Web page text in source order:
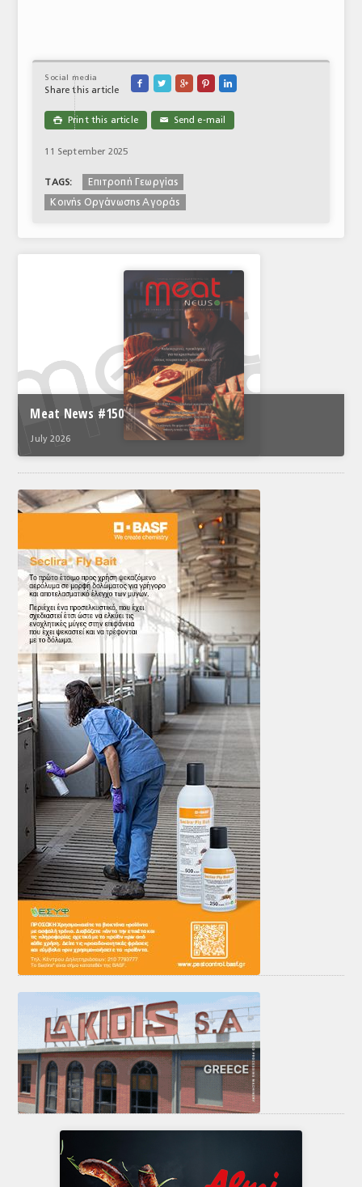
Social media
Share this article
    
 Print this article ✉ Send e-mail
11 September 2025
TAGS:
Επιτροπή Γεωργίας
Κοινής Οργάνωσης Αγοράς
Meat News #150
July 2026